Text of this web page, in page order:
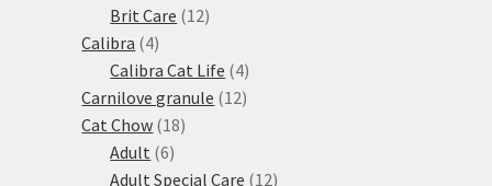
produktů
Brit Care 1212
Calibra 44
produkty
Calibra Cat Life 44
produkty
Carnilove granule 1212
Cat Chow 1818
Adult 66
produktů
Adult Special Care 1212